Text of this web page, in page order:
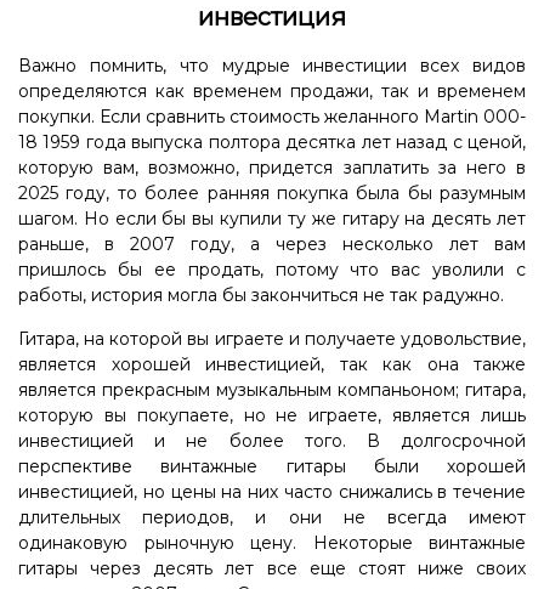
инвестиция
Важно помнить, что мудрые инвестиции всех видов
определяются как временем продажи, так и временем
покупки. Если сравнить стоимость желанного Martin 000-
18 1959 года выпуска полтора десятка лет назад с ценой,
которую вам, возможно, придется заплатить за него в
2025 году, то более ранняя покупка была бы разумным
шагом. Но если бы вы купили ту же гитару на десять лет
раньше, в 2007 году, а через несколько лет вам
пришлось бы ее продать, потому что вас уволили с
работы, история могла бы закончиться не так радужно.
Гитара, на которой вы играете и получаете удовольствие,
является хорошей инвестицией, так как она также
является прекрасным музыкальным компаньоном; гитара,
которую вы покупаете, но не играете, является лишь
инвестицией и не более того. В долгосрочной
перспективе винтажные гитары были хорошей
инвестицией, но цены на них часто снижались в течение
длительных периодов, и они не всегда имеют
одинаковую рыночную цену. Некоторые винтажные
гитары через десять лет все еще стоят ниже своих